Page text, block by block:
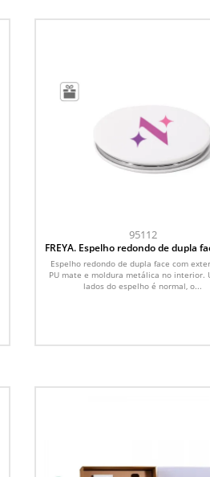
95112
FREYA. Espelho redondo de dupla
exterior em PU mate
Espelho redondo de dupla face com
PU mate e moldura metálica no interior.
lados do espelho é normal, o...